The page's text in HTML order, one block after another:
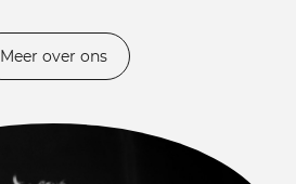
Meer over ons